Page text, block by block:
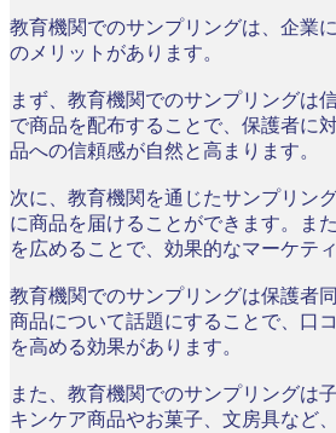
教育機関でのサンプリングは、企業
のメリットがあります。
まず、教育機関でのサンプリングは
で商品を配布することで、保護者に
品への信頼感が自然と高まります。
次に、教育機関を通じたサンプリン
に商品を届けることができます。ま
を広めることで、効果的なマーケテ
教育機関でのサンプリングは保護者
商品について話題にすることで、口
を高める効果があります。
また、教育機関でのサンプリングは
キンケア商品やお菓子、文房具など